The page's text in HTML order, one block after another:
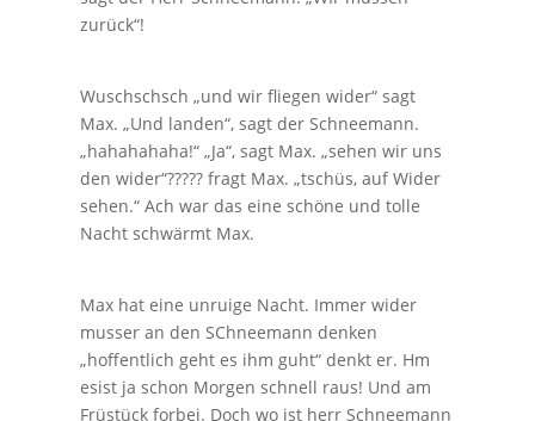
zurück“!
Wuschschsch „und wir fliegen wider“ sagt
Max. „Und landen“, sagt der Schneemann.
„hahahahaha!“ „Ja“, sagt Max. „sehen wir uns
den wider“????? fragt Max. „tschüs, auf Wider
sehen.“ Ach war das eine schöne und tolle
Nacht schwärmt Max.
Max hat eine unruige Nacht. Immer wider
musser an den SChneemann denken
„hoffentlich geht es ihm guht“ denkt er. Hm
esist ja schon Morgen schnell raus! Und am
Früstück forbei. Doch wo ist herr Schneemann